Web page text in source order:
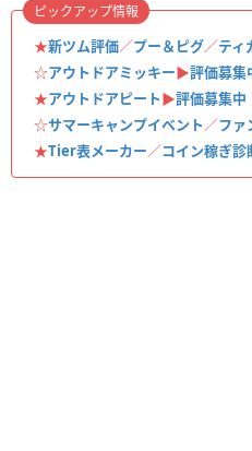
★新ツム評価／プー＆ピグ／ティ
☆アウトドアミッキー▶︎評価募集
★アウトドアピート▶︎評価募集中
☆サマーキャンプイベント／ファ
★Tier表メーカー／コイン稼ぎ診
ピックアップ情報